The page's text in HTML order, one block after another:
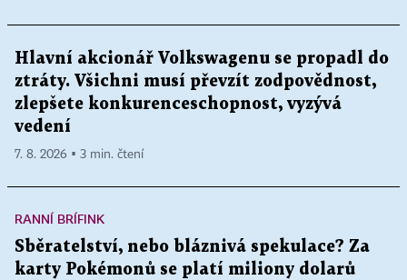
Hlavní akcionář Volkswagenu se propadl do
ztráty. Všichni musí převzít zodpovědnost,
zlepšete konkurenceschopnost, vyzývá
vedení
7. 8. 2026 ▪ 3 min. čtení
RANNÍ BRÍFINK
Sběratelství, nebo bláznivá spekulace? Za
karty Pokémonů se platí miliony dolarů